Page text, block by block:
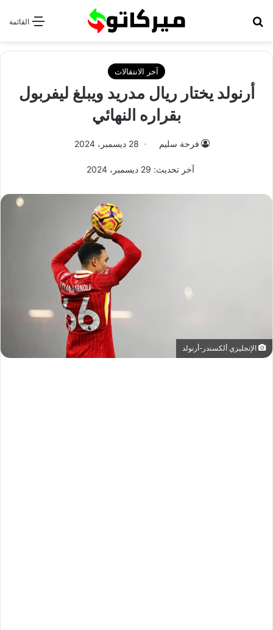
القائمة
آخر الانتقالات
أرنولد يختار ريال مدريد ويبلغ ليفربول
بقراره النهائي
فرحة سليم 28 ديسمبر، 2024
آخر تحديث: 29 ديسمبر، 2024
الإنجليزي ألكسندر-أرنولد